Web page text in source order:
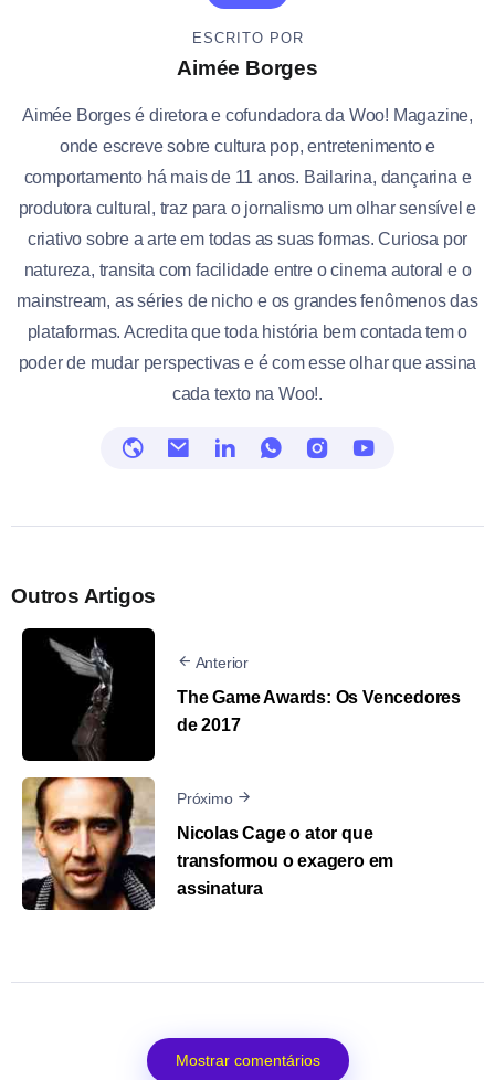
ESCRITO POR
Aimée Borges
Aimée Borges é diretora e cofundadora da Woo! Magazine,
onde escreve sobre cultura pop, entretenimento e
comportamento há mais de 11 anos. Bailarina, dançarina e
produtora cultural, traz para o jornalismo um olhar sensível e
criativo sobre a arte em todas as suas formas. Curiosa por
natureza, transita com facilidade entre o cinema autoral e o
mainstream, as séries de nicho e os grandes fenômenos das
plataformas. Acredita que toda história bem contada tem o
poder de mudar perspectivas e é com esse olhar que assina
cada texto na Woo!.
Outros Artigos
Anterior
The Game Awards: Os Vencedores
de 2017
Próximo
Nicolas Cage o ator que
transformou o exagero em
assinatura
Mostrar comentários